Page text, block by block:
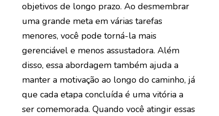
objetivos de longo prazo. Ao desmembrar
uma grande meta em várias tarefas
menores, você pode torná-la mais
gerenciável e menos assustadora. Além
disso, essa abordagem também ajuda a
manter a motivação ao longo do caminho, já
que cada etapa concluída é uma vitória a
ser comemorada. Quando você atingir essas